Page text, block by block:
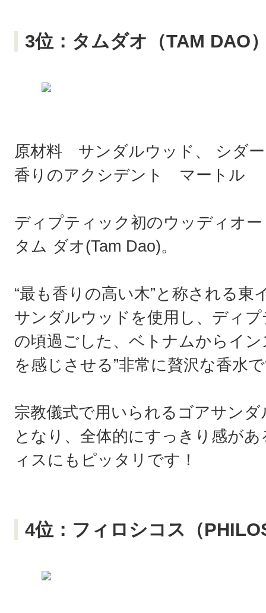
3位：タムダオ（TAM DAO
原材料 サンダルウッド、 シダ
香りのアクシデント マートル
ディプティック初のウッディオ
タム ダオ(Tam Dao)。
“最も香りの高い木”と称される東
サンダルウッドを使用し、ディ
の頃過ごした、ベトナムからイ
を感じさせる”非常に贅沢な香水
宗教儀式で用いられるゴアサン
となり、全体的にすっきり感が
ィスにもピッタリです！
4位：フィロシコス（